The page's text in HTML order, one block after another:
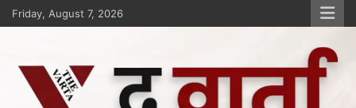
Friday, August 7, 2026